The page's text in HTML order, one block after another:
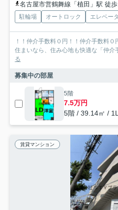
名古屋市営鶴舞線「植田」駅 徒
駐輪場 オートロック エレベー
！！仲介手数料０円！！仲介手数料
住まいなら、住み心地も快適な「仲介
る
募集中の部屋
5階
7.5万円
5階 / 39.14㎡ /
賃貸マンション